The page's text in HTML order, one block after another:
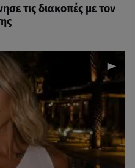
τις διακοπές με τον